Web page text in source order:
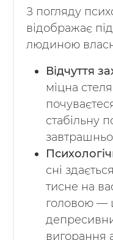
З погляду
відображає
людиною
Відчуття
міцна
стабільну
сні
тисне на
головою —
вигорання